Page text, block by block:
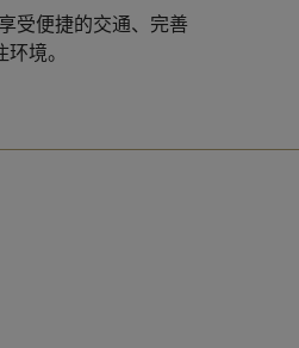
受便捷的交通、完善
境。